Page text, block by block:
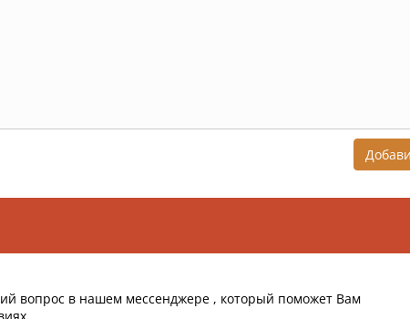
вопрос в нашем мессенджере , который поможет Вам